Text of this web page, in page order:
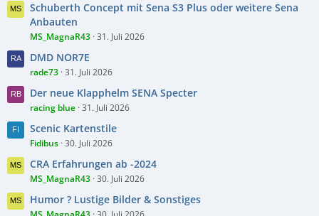
Schuberth Concept mit Sena S3 Plus oder weitere Sena
Anbauten
MS_MagnaR43 31. Juli 2026
DMD NOR7E
rade73 31. Juli 2026
Der neue Klapphelm SENA Specter
racing blue 31. Juli 2026
Scenic Kartenstile
Fidibus 30. Juli 2026
CRA Erfahrungen ab -2024
MS_MagnaR43 30. Juli 2026
Humor ? Lustige Bilder & Sonstiges